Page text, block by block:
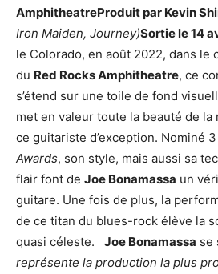
AmphitheatreProduit par Kevin
Iron Maiden, Journey)Sortie le 14
le Colorado, en août 2022, dans le
du Red Rocks Amphitheatre, ce
s’étend sur une toile de fond
met en valeur toute la beauté de
ce guitariste d’exception. Nominé
Awards, son style, mais aussi sa
flair font de Joe Bonamassa un
guitare. Une fois de plus, la
de ce titan du blues-rock élève la
quasi céleste. Joe Bonamassa se
représente la production la plus